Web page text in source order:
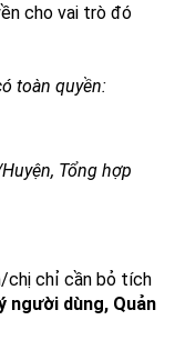
cho vai trò đó
toàn quyền:
Tổng hợp
chị chỉ cần bỏ tích
người dùng, Quản